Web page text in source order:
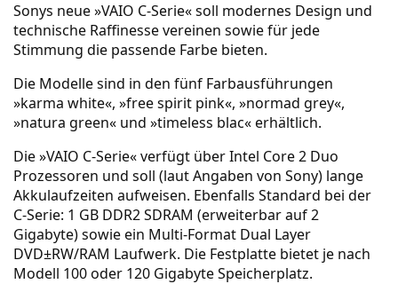
Sonys neue »VAIO C-Serie« soll modernes Design und
technische Raffinesse vereinen sowie für jede
Stimmung die passende Farbe bieten.
Die Modelle sind in den fünf Farbausführungen
»karma white«, »free spirit pink«, »normad grey«,
»natura green« und »timeless blac« erhältlich.
Die »VAIO C-Serie« verfügt über Intel Core 2 Duo
Prozessoren und soll (laut Angaben von Sony) lange
Akkulaufzeiten aufweisen. Ebenfalls Standard bei der
C-Serie: 1 GB DDR2 SDRAM (erweiterbar auf 2
Gigabyte) sowie ein Multi-Format Dual Layer
DVD±RW/RAM Laufwerk. Die Festplatte bietet je nach
Modell 100 oder 120 Gigabyte Speicherplatz.